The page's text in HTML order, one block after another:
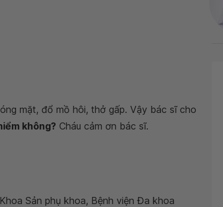
mặt, đổ mồ hôi, thở gấp. Vậy bác sĩ cho
không? Cháu cảm ơn bác sĩ.
Sản phụ khoa, Bệnh viện Đa khoa